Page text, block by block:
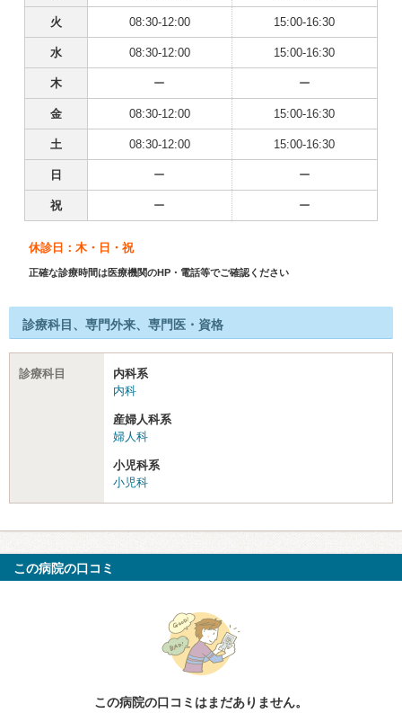
火 08:30-12:00 15:00-16:30
水 08:30-12:00 15:00-16:30
木 ー ー
金 08:30-12:00 15:00-16:30
土 08:30-12:00 15:00-16:30
日 ー ー
祝 ー ー
休診日：木・日・祝
正確な診療時間は医療機関のHP・電話等でご確認ください
診療科目、専門外来、専門医・資格
診療科目
内科系
内科
産婦人科系
婦人科
小児科系
小児科
この病院の口コミ
この病院の口コミはまだありません。